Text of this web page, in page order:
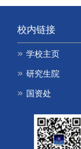
校内链接
学校主页
研究生院
国资处